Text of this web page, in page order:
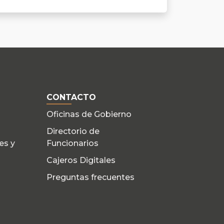
y
CONTACTO
Oficinas de Gobierno
Directorio de
Funcionarios
Cajeros Digitales
Preguntas frecuentes